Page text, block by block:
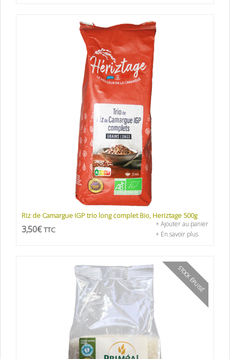
Riz de Camargue IGP trio long complet Bio, Heriztage 500g
3,50€ TTC
+ Ajouter au panier
+ En savoir plus
STOCK ÉPUISÉ